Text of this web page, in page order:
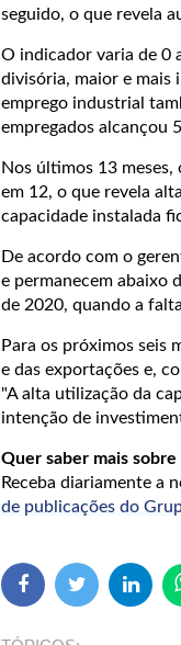
seguido, o que revela
O indicador varia de 0
divisória, maior e mais
emprego industrial
empregados alcançou
Nos últimos 13
em 12, o que revela
capacidade instalada
De acordo com o
e permanecem abaixo
de 2020, quando a
Para os próximos seis
e das exportações e,
"A alta utilização da
intenção de
Quer saber mais
Receba diariamente a
de publicações do